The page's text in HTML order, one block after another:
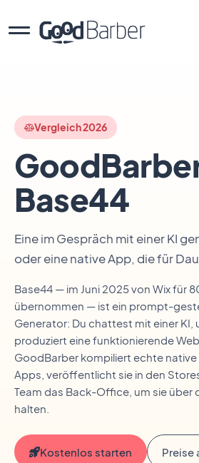
Vergleich 2026
Base44
Eine im Gespräch mit einer KI
oder eine native App, die für
Base44 — im Juni 2025 von Wix für
übernommen — ist ein prompt-
Generator: Du chattest mit einer KI,
produziert eine funktionierende
GoodBarber kompiliert echte
Apps, veröffentlicht sie in den
Team das Back-Office, um sie über
halten.
Kostenlos starten Preise